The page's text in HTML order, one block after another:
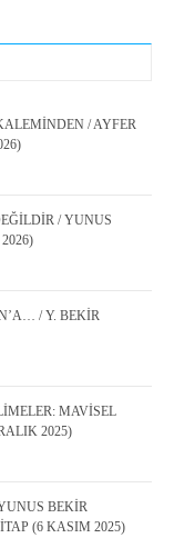
/ AYFER
/ YUNUS
/ Y. BEKİR
MAVİSEL
2025)
BEKİR
(6 KASIM 2025)